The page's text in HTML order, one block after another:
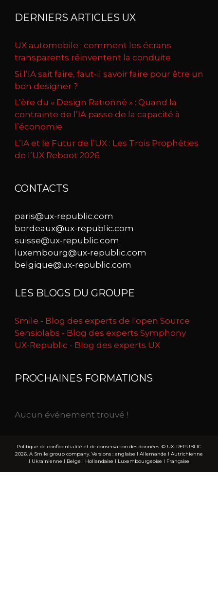
DERNIERS ARTICLES UX
UX automobile : comment les écrans
transparents réinventent la conduite
Si l’IA sait faire, faut-il savoir faire pour être un
bon designer ?
L’ère du « Design Rationné » : Quand la
contrainte de l’IA passe de la capacité à
l’économie
L’IA et le Futur de l’UX : Les Trois Prophéties
de l’UX Reboot 2026
CONTACTS
paris@ux-republic.com
bordeaux@ux-republic.com
suisse@ux-republic.com
luxembourg@ux-republic.com
belgique@ux-republic.com
LES BLOGS DU GROUPE
Smile - Blog des experts de l'open Source
Sensiolabs - Blog des experts Symphony
UX-Republic - Blog des experts UX
PROCHAINES FORMATIONS
Aucun événement trouvé !
Politique de confidentialité et de conservation des données. © UX-REPUBLIC
2026. A Smile group company. Versions : anglaise I Allemande I Autrichienne
I Ukrainienne I Belge I Hollandaise I Luxembourgeoise I Française